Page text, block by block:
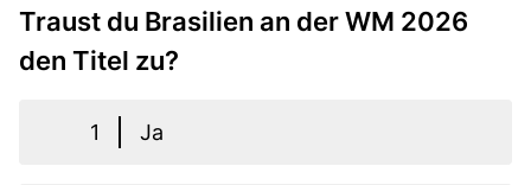
Traust du Brasilien an der WM 2026
den Titel zu?
1 Ja